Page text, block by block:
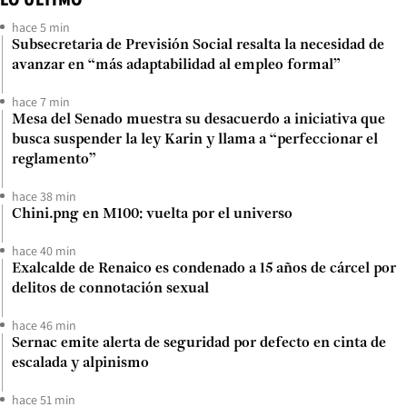
hace 5 min
Subsecretaria de Previsión Social resalta la necesidad de
avanzar en “más adaptabilidad al empleo formal”
hace 7 min
Mesa del Senado muestra su desacuerdo a iniciativa que
busca suspender la ley Karin y llama a “perfeccionar el
reglamento”
hace 38 min
Chini.png en M100: vuelta por el universo
hace 40 min
Exalcalde de Renaico es condenado a 15 años de cárcel por
delitos de connotación sexual
hace 46 min
Sernac emite alerta de seguridad por defecto en cinta de
escalada y alpinismo
hace 51 min